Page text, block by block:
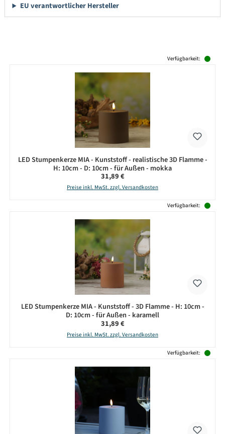
EU verantwortlicher Hersteller
Verfügbarkeit:
LED Stumpenkerze MIA - Kunststoff - realistische 3D Flamme -
H: 10cm - D: 10cm - für Außen - mokka
Regulärer Preis:
31,89 €
Preise inkl. MwSt. zzgl. Versandkosten
Verfügbarkeit:
LED Stumpenkerze MIA - Kunststoff - 3D Flamme - H: 10cm -
D: 10cm - für Außen - karamell
Regulärer Preis:
31,89 €
Preise inkl. MwSt. zzgl. Versandkosten
Verfügbarkeit: